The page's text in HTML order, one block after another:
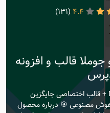
4.4
(131)
قالب و افزونه
🛍️ افزونه فروشگاهی Dima Shop Pro + قالب اختصاصی جایگزین
با سرعت ۱۰ برابر و هوش مصنوعی 🎯 درباره محصول